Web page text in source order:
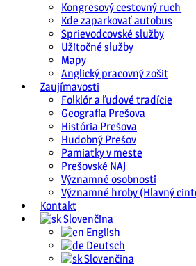
Kongresový cestovný ruch
Kde zaparkovať autobus
Sprievodcovské služby
Užitočné služby
Mapy
Anglický pracovný zošit
Zaujímavosti
Folklór a ľudové tradície
Geografia Prešova
História Prešova
Hudobný Prešov
Pamiatky v meste
Prešovské NAJ
Významné osobnosti
Významné hroby (Hlavný
Kontakt
Slovenčina
English
Deutsch
Slovenčina